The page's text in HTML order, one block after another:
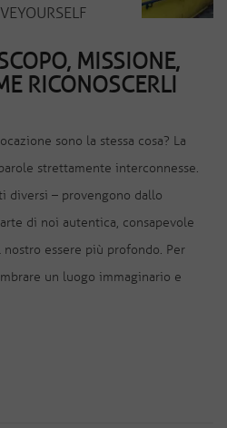
MISSIONE,
RICONOSCERLI
sono la stessa cosa? La
strettamente interconnesse.
diversi – provengono dallo
di noi autentica, consapevole
essere più profondo. Per
un luogo immaginario e